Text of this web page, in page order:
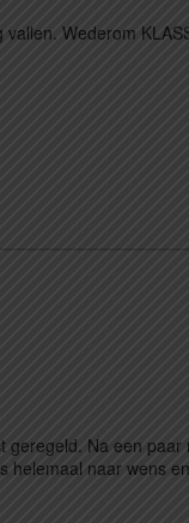
Wederom
Na een
helemaal naar wens